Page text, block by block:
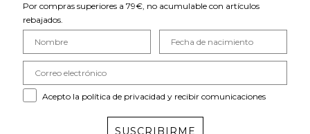
Por compras superiores a 79€, no acumulable con artículos
rebajados.
Acepto la política de privacidad y recibir comunicaciones
SUSCRIBIRME